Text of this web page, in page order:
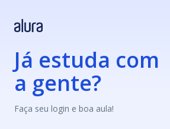
Já estuda com
a gente?
Faça seu login e boa aula!